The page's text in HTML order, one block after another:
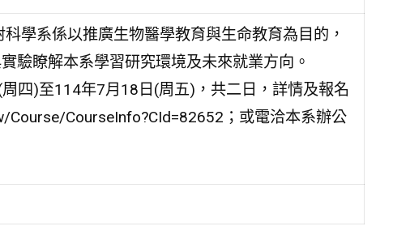
學系係以推廣生物醫學教育與生命教育為目的，
驗瞭解本系學習研究環境及未來就業方向。
四)至114年7月18日(周五)，共二日，詳情及報名
CourseInfo?CId=82652；或電洽本系辦公